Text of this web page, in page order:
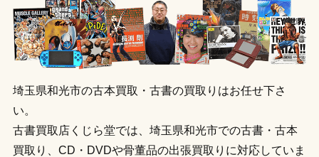
埼玉県和光市の古本買取・古書の買取りはお任せ下さ
い。
古書買取店くじら堂では、埼玉県和光市での古書・古本
買取り、CD・DVDや骨董品の出張買取りに対応していま